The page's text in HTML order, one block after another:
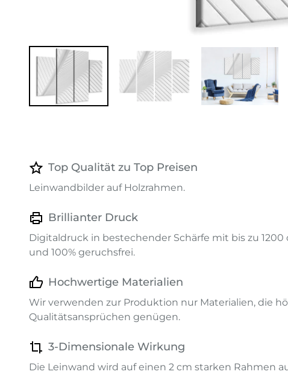
Top Qualität zu Top Preisen
Leinwandbilder auf Holzrahmen.
Brillianter Druck
Digitaldruck in bestechender Schärfe mit bis zu
und 100% geruchsfrei.
Hochwertige Materialien
Wir verwenden zur Produktion nur Materialien, die
Qualitätsansprüchen genügen.
3-Dimensionale Wirkung
Die Leinwand wird auf einen 2 cm starken Rahmen